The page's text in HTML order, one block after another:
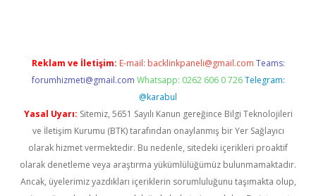
Reklam ve İletişim: E-mail: backlinkpaneli@gmail.com Teams:
forumhizmeti@gmail.com Whatsapp: 0262 606 0 726 Telegram:
@karabul
Yasal Uyarı: Sitemiz, 5651 Sayılı Kanun gereğince Bilgi Teknolojileri
ve İletişim Kurumu (BTK) tarafından onaylanmış bir Yer Sağlayıcı
olarak hizmet vermektedir. Bu nedenle, sitedeki içerikleri proaktif
olarak denetleme veya araştırma yükümlülüğümüz bulunmamaktadır.
Ancak, üyelerimiz yazdıkları içeriklerin sorumluluğunu taşımakta olup,